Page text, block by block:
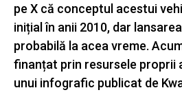
pe X că conceptul acestui
inițial în anii 2010, dar
probabilă la acea vreme.
finanțat prin resursele proprii
unui infografic publicat de